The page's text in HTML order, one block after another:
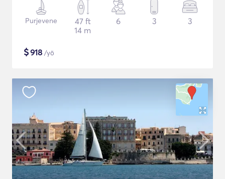
Purjevene
47 ft
14 m
6 3 3
$918 /yö